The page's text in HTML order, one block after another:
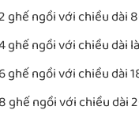
ghế ngồi với chiều dài
ghế ngồi với chiều dài
ghế ngồi với chiều dài
ghế ngồi với chiều dài